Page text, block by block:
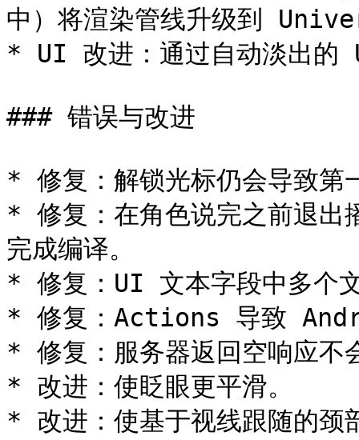
中）将渲染管线升级到
* UI 改进：通过自动淡出的
### 错误与改进
* 修复：解锁光标仍会导致第
* 修复：在角色说完之前退
完成编译。
* 修复：UI 文本字段中多个
* 修复：Actions 导致
* 修复：服务器返回空响应不
* 改进：使眨眼更平滑。
* 改进：使基于视线跟随的颈